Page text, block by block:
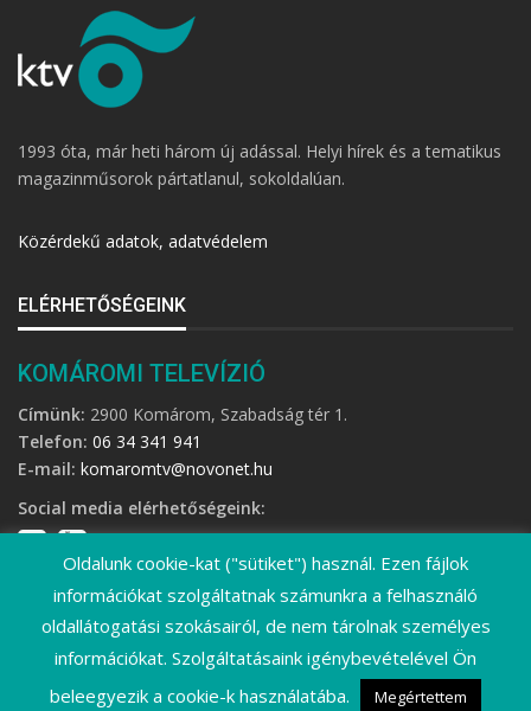
1993 óta, már heti három új adással. Helyi hírek és a tematikus
magazinműsorok pártatlanul, sokoldalúan.
Közérdekű adatok, adatvédelem
ELÉRHETŐSÉGEINK
KOMÁROMI TELEVÍZIÓ
Címünk: 2900 Komárom, Szabadság tér 1.
Telefon: 06 34 341 941
E-mail: komaromtv@novonet.hu
Social media elérhetőségeink:
©2026 Komáromi Televízió • Minden jog fenntartva!
Oldalunk cookie-kat ("sütiket") használ. Ezen fájlok
információkat szolgáltatnak számunkra a felhasználó
oldallátogatási szokásairól, de nem tárolnak személyes
információkat. Szolgáltatásaink igénybevételével Ön
beleegyezik a cookie-k használatába.
Megértettem